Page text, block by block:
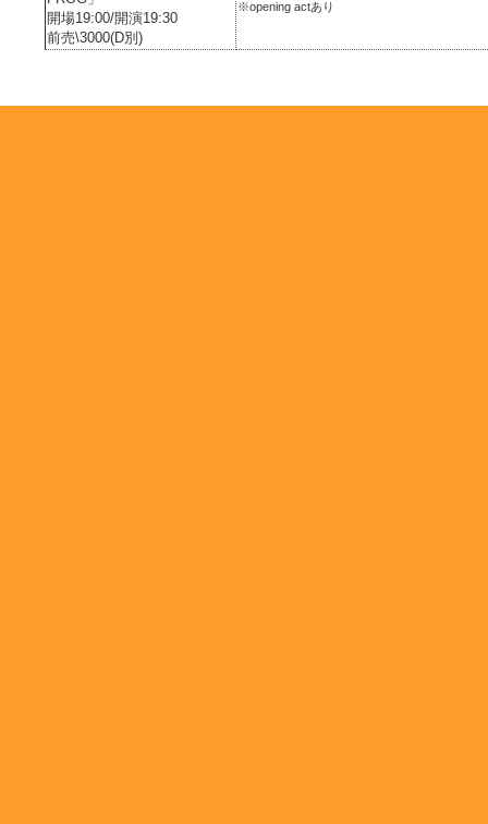
※opening actあり
開場19:00/開演19:30
前売\3000(D別)